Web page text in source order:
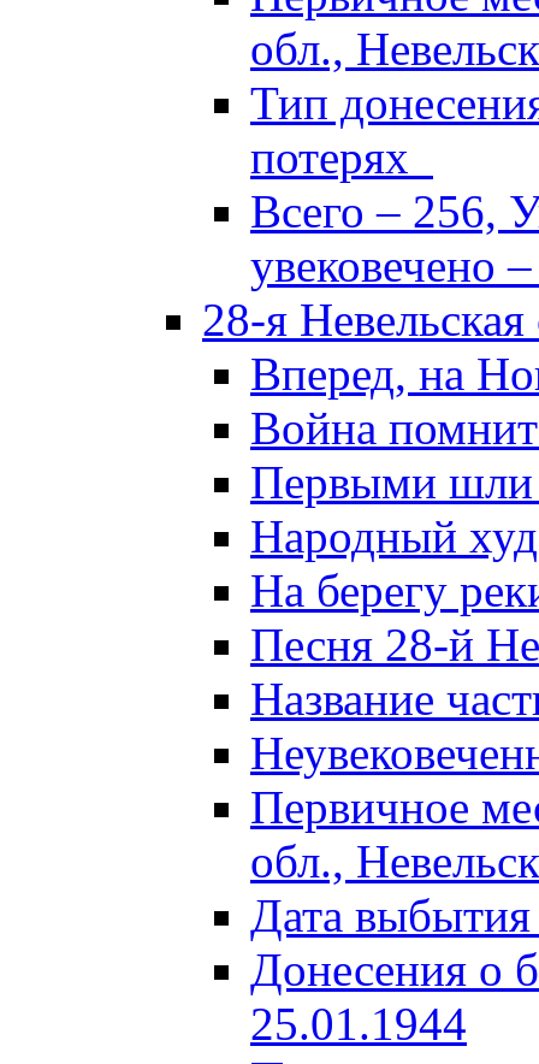
обл.,
Тип
потерях
Всего – 256,
увековечено
28-я Невельская
Вперед, на
Война
Первыми шли
Народный
На берегу
Песня 28-й
Название
Первичное
обл.,
Дата
Донесения о
25.01.1944